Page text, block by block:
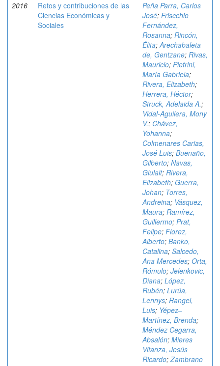
2016
Retos y contribuciones de las
Ciencias Económicas y
Sociales
Peña Parra, Carlos
José; Friscchio
Fernández,
Rosanna; Rincón,
Élita;Arechabaleta
de, Gentzane; Rivas,
Mauricio; Pietrini,
María Gabriela;
Rivera, Elizabeth;
Herrera, Héctor;
Struck, Adelaida A.;
Vidal-Aguilera, Mony
V.; Chávez,
Yohanna;
Colmenares Carias,
José Luis; Buenaño,
Gilberto; Navas,
Giulait; Rivera,
Elizabeth; Guerra,
Johan; Torres,
Andreina; Vásquez,
Maura; Ramírez,
Guillermo; Prat,
Felipe; Florez,
Alberto; Banko,
Catalina; Salcedo,
Ana Mercedes; Orta,
Rómulo; Jelenkovic,
Diana; López,
Rubén; Lurúa,
Lennys; Rangel,
Luis; Yépez–
Martínez, Brenda;
Méndez Cegarra,
Absalón; Mieres
Vitanza, Jesús
Ricardo;Zambrano